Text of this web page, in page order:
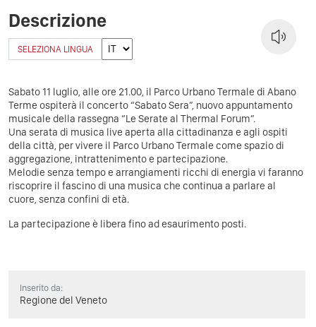
Descrizione
SELEZIONA LINGUA
Sabato 11 luglio, alle ore 21.00, il Parco Urbano Termale di Abano
Terme ospiterà il concerto “Sabato Sera”, nuovo appuntamento
musicale della rassegna “Le Serate al Thermal Forum”.
Una serata di musica live aperta alla cittadinanza e agli ospiti
della città, per vivere il Parco Urbano Termale come spazio di
aggregazione, intrattenimento e partecipazione.
Melodie senza tempo e arrangiamenti ricchi di energia vi faranno
riscoprire il fascino di una musica che continua a parlare al
cuore, senza confini di età.
La partecipazione è libera fino ad esaurimento posti.
Inserito da:
Regione del Veneto